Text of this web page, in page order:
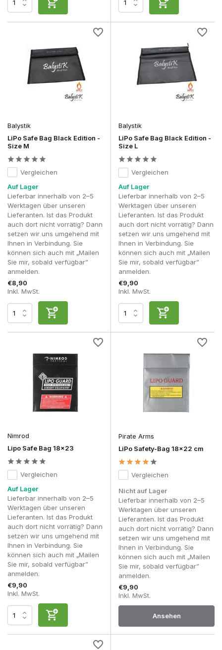
Balystik
LiPo Safe Bag Black Edition -
Size M
Vergleichen
Auf Lager
Lieferbar innerhalb von 2–5
Werktagen über unseren
Lieferanten. Ist das Produkt
auch dort nicht vorrätig? Dann
setzen wir uns umgehend mit
Ihnen in Verbindung. Sie
können sich auch mit „Mailen
Sie mir, sobald verfügbar”
anmelden.
€8,90
Inkl. MwSt.
Balystik
LiPo Safe Bag Black Edition -
Size L
Vergleichen
Auf Lager
Lieferbar innerhalb von 2–5
Werktagen über unseren
Lieferanten. Ist das Produkt
auch dort nicht vorrätig? Dann
setzen wir uns umgehend mit
Ihnen in Verbindung. Sie
können sich auch mit „Mailen
Sie mir, sobald verfügbar”
anmelden.
€9,90
Inkl. MwSt.
Nimrod
Lipo Safe Bag 18x23
Vergleichen
Auf Lager
Lieferbar innerhalb von 2–5
Werktagen über unseren
Lieferanten. Ist das Produkt
auch dort nicht vorrätig? Dann
setzen wir uns umgehend mit
Ihnen in Verbindung. Sie
können sich auch mit „Mailen
Sie mir, sobald verfügbar”
anmelden.
€9,90
Inkl. MwSt.
Pirate Arms
LiPo Safety-Bag 18x22 cm
Vergleichen
Nicht auf Lager
Lieferbar innerhalb von 2–5
Werktagen über unseren
Lieferanten. Ist das Produkt
auch dort nicht vorrätig? Dann
setzen wir uns umgehend mit
Ihnen in Verbindung. Sie
können sich auch mit „Mailen
Sie mir, sobald verfügbar”
anmelden.
€9,90
Inkl. MwSt.
Ansehen